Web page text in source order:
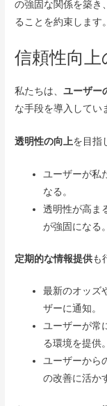
の強固な関係を築き
ることを約束します。
信頼性向上
私たちは、ユーザー
な手段を導入してい
透明性の向上を目指
ユーザーが私
なる。
透明性が高ま
が強固になる。
定期的な情報提供も
最新のオッズ
ザーに通知。
ユーザーが常
る環境を提供。
ユーザーから
の改善に活か